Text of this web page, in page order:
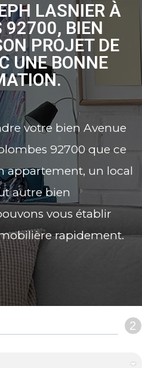
LASNIER À
92700, BIEN
PROJET DE
UNE BONNE
votre bien Avenue
92700 que ce
appartement, un local
autre bien
vous établir
rapidement.
: 2